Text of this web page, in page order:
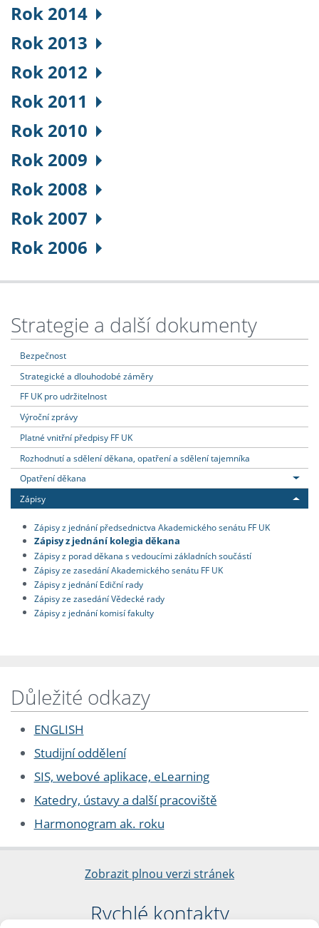
Rok 2014
Rok 2013
Rok 2012
Rok 2011
Rok 2010
Rok 2009
Rok 2008
Rok 2007
Rok 2006
Strategie a další dokumenty
Bezpečnost
Strategické a dlouhodobé záměry
FF UK pro udržitelnost
Výroční zprávy
Platné vnitřní předpisy FF UK
Rozhodnutí a sdělení děkana, opatření a sdělení tajemníka
Opatření děkana
Zápisy
Zápisy z jednání předsednictva Akademického senátu FF UK
Zápisy z jednání kolegia děkana
Zápisy z porad děkana s vedoucími základních součástí
Zápisy ze zasedání Akademického senátu FF UK
Zápisy z jednání Ediční rady
Zápisy ze zasedání Vědecké rady
Zápisy z jednání komisí fakulty
Důležité odkazy
ENGLISH
Studijní oddělení
SIS, webové aplikace, eLearning
Katedry, ústavy a další pracoviště
Harmonogram ak. roku
Zobrazit plnou verzi stránek
Rychlé kontakty